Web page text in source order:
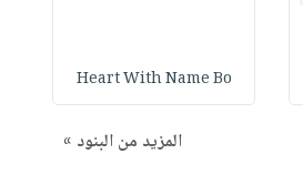
Heart With Name Bo
المزيد من البنود »